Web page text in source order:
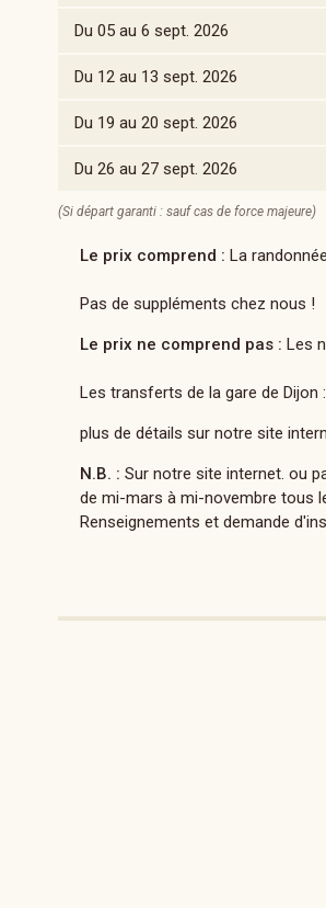
Du 05 au 6 sept. 2026
Du 12 au 13 sept. 2026
Du 19 au 20 sept. 2026
Du 26 au 27 sept. 2026
(Si départ garanti : sauf cas de force majeure)
Le prix comprend : La
Pas de suppléments chez nous !
Le prix ne comprend pas : Les
Les transferts de la gare de Dijon
plus de détails sur notre site
N.B. : Sur notre site internet. ou
de mi-mars à mi-novembre tous
Renseignements et demande